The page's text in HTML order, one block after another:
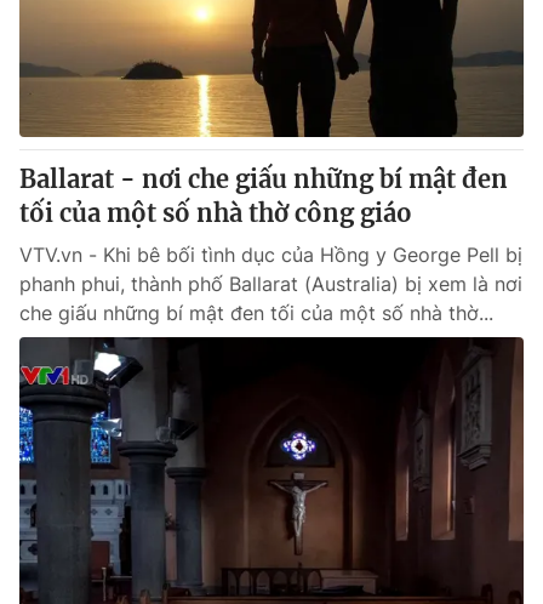
Ballarat - nơi che giấu những bí mật đen
tối của một số nhà thờ công giáo
VTV.vn - Khi bê bối tình dục của Hồng y George Pell bị
phanh phui, thành phố Ballarat (Australia) bị xem là nơi
che giấu những bí mật đen tối của một số nhà thờ...